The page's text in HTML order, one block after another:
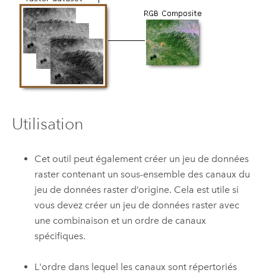
Utilisation
Cet outil peut également créer un jeu de données
raster contenant un sous-ensemble des canaux du
jeu de données raster d’origine. Cela est utile si
vous devez créer un jeu de données raster avec
une combinaison et un ordre de canaux
spécifiques.
L'ordre dans lequel les canaux sont répertoriés